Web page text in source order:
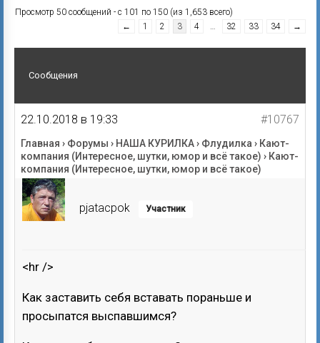
Просмотр 50 сообщений - с 101 по 150 (из 1,653 всего)
←
1 2 3 4 … 32 33 34 →
Сообщения
22.10.2018 в 19:33 #10767
Главная › Форумы › НАША КУРИЛКА› Флудилка› Кают-
компания (Интересное, шутки, юмор и всё такое) › Кают-
компания (Интересное, шутки, юмор и всё такое)
pjatacpok Участник
<hr />
Как заставить себя вставать пораньше и
просыпатся выспавшимся?